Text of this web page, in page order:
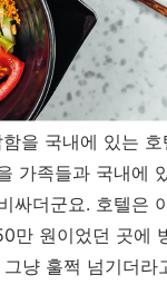
을 국내에 있는
가족들과 국내에
더군요. 호텔은
만 원이었던 곳에
냥 훌쩍 넘기더라